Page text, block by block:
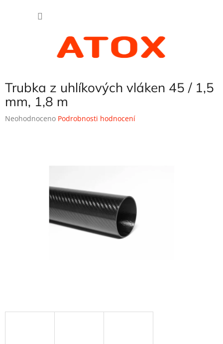
Trubka z uhlíkových vláken 45 / 1,5
mm, 1,8 m
Průměrné
Neohodnoceno Podrobnosti hodnocení